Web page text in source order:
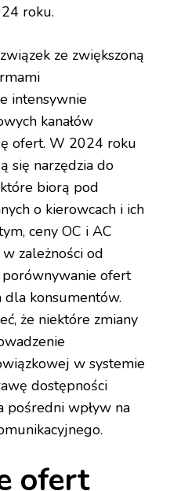
roku.
ze zwiększoną
intensywnie
kanałów
ofert. W 2024 roku
się narzędzia do
biorą pod
o kierowcach i ich
ceny OC i AC
zależności od
porównywanie ofert
dla konsumentów.
że niektóre zmiany
w systemie
dostępności
pośredni wpływ na
ofert